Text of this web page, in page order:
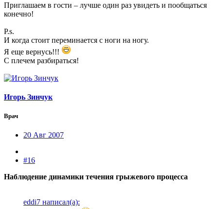
Приглашаем в гости – лучше один раз увидеть и пообщаться
конечно!
P.s.
И когда стоит переминается с ноги на ногу.
Я еще вернусь!!!
С плечем разбираться!
Игорь Зинчук
Врач
20 Авг 2007
#16
Наблюдение динамики течения грыжевого процесса
eddi7 написал(а):